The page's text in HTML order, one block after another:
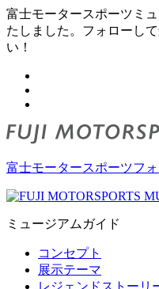
富士モータースポーツミ
たしました。フォローし
い！
富士モータースポーツフォ
ミュージアムガイド
コンセプト
展示テーマ